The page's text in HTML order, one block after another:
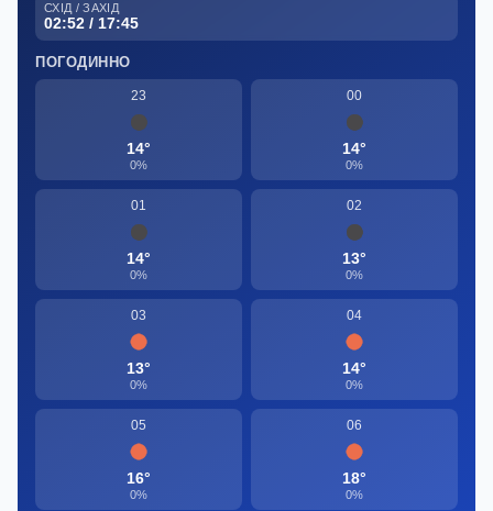
СХІД / ЗАХІД
02:52 / 17:45
ПОГОДИННО
23
14°
0%
00
14°
0%
01
14°
0%
02
13°
0%
03
13°
0%
04
14°
0%
05
16°
0%
06
18°
0%